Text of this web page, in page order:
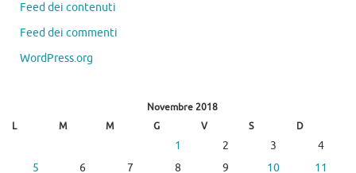
Feed dei contenuti
Feed dei commenti
WordPress.org
Novembre 2018
L
M M G V S D
1 2 3
4
5
6 7 8 9 10
11